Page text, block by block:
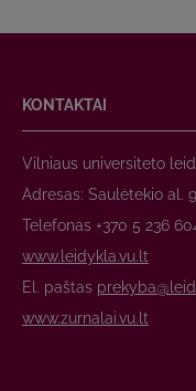
KONTAKTAI
Vilniaus universiteto
Adresas: Saulėtekio al.
Telefonas +370 5 236
www.leidykla.vu.lt
El. paštas
www.zurnalai.vu.lt